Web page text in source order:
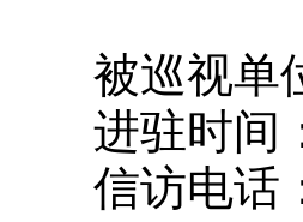
被巡视单
进驻时间
信访电话